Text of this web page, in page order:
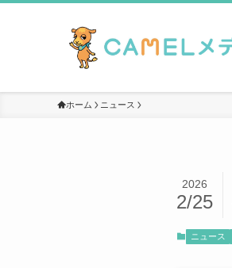
ホーム ニュース
2026
2/25
ニュース